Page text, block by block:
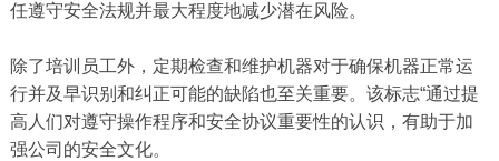
任遵守安全法规并最大程度地减少潜在风险。
除了培训员工外，定期检查和维护机器对于确保机器正常运
行并及早识别和纠正可能的缺陷也至关重要。该标志“通过提
高人们对遵守操作程序和安全协议重要性的认识，有助于加
强公司的安全文化。